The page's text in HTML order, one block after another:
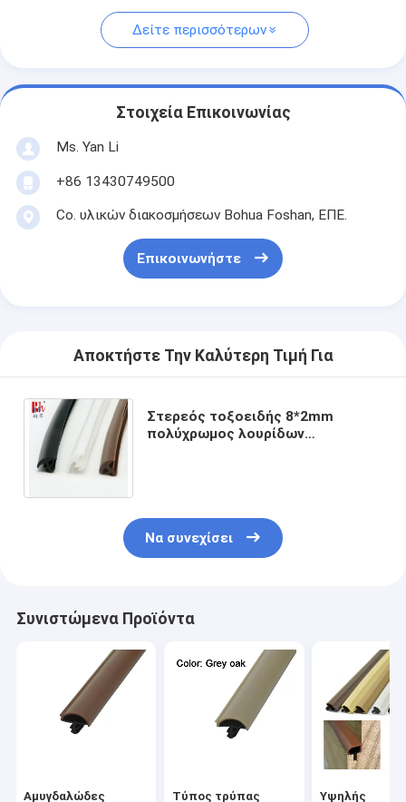
Δείτε περισσότερων
Στοιχεία Επικοινωνίας
Ms. Yan Li
+86 13430749500
Co. υλικών διακοσμήσεων Bohua Foshan, ΕΠΕ.
Επικοινωνήστε
Αποκτήστε Την Καλύτερη Τιμή Για
Στερεός τοξοειδής 8*2mm
πολύχρωμος λουρίδων
Να συνεχίσει
Συνιστώμενα Προϊόντα
Αμυγδαλώδες Τύπος τρύπας Υψηλής